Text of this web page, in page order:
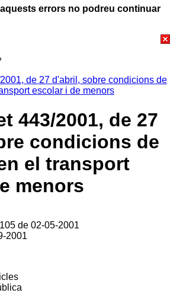
errors no podreu continuar
de 27 d'abril, sobre condicions de
escolar i de menors
443/2001, de 27
condicions de
el transport
menors
de 02-05-2001
2001